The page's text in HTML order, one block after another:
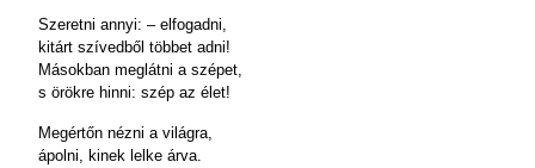
Szeretni annyi: – elfogadni,
kitárt szívedből többet adni!
Másokban meglátni a szépet,
s örökre hinni: szép az élet!
Megértőn nézni a világra,
ápolni, kinek lelke árva.